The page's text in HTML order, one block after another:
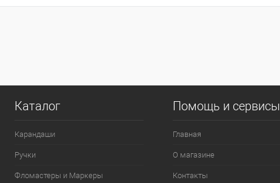
Каталог
Карандаши
Ручки
Фломастеры и Маркеры
Помощь и сервисы
Главная
О магазине
Контакты